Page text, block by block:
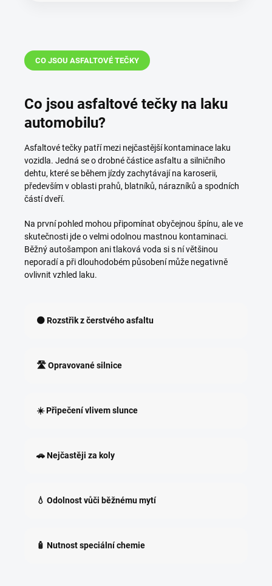
CO JSOU ASFALTOVÉ TEČKY
Co jsou asfaltové tečky na laku
automobilu?
Asfaltové tečky patří mezi nejčastější kontaminace laku
vozidla. Jedná se o drobné částice asfaltu a silničního
dehtu, které se během jízdy zachytávají na karoserii,
především v oblasti prahů, blatníků, nárazníků a spodních
částí dveří.
Na první pohled mohou připomínat obyčejnou špínu, ale ve
skutečnosti jde o velmi odolnou mastnou kontaminaci.
Běžný autošampon ani tlaková voda si s ní většinou
neporadí a při dlouhodobém působení může negativně
ovlivnit vzhled laku.
⚫ Rozstřik z čerstvého asfaltu
🛣️ Opravované silnice
☀️ Připečení vlivem slunce
🚗 Nejčastěji za koly
💧 Odolnost vůči běžnému mytí
🧴 Nutnost speciální chemie